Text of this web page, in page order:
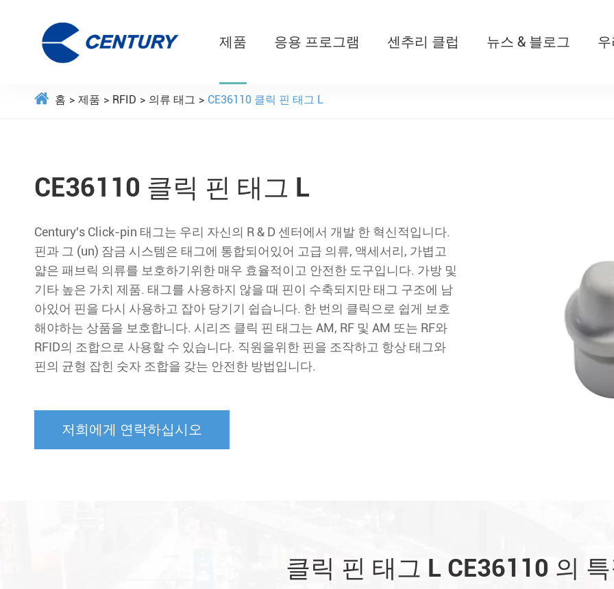
제품 응용 프로그램 센추리 클럽 뉴스 & 블로그
홈 제품 RFID 의류 태그 CE36110 클릭 핀 태그 L
CE36110 클릭 핀 태그 L
Century's Click-pin 태그는 우리 자신의 R & D 센터에서 개발 한 혁신적입니다.
핀과 그 (un) 잠금 시스템은 태그에 통합되어있어 고급 의류, 액세서리, 가볍고
얇은 패브릭 의류를 보호하기위한 매우 효율적이고 안전한 도구입니다. 가방 및
기타 높은 가치 제품. 태그를 사용하지 않을 때 핀이 수축되지만 태그 구조에 남
아있어 핀을 다시 사용하고 잡아 당기기 쉽습니다. 한 번의 클릭으로 쉽게 보호
해야하는 상품을 보호합니다. 시리즈 클릭 핀 태그는 AM, RF 및 AM 또는 RF와
RFID의 조합으로 사용할 수 있습니다. 직원을위한 핀을 조작하고 항상 태그와
핀의 균형 잡힌 숫자 조합을 갖는 안전한 방법입니다.
저희에게 연락하십시오
클릭 핀 태그 L CE36110 의